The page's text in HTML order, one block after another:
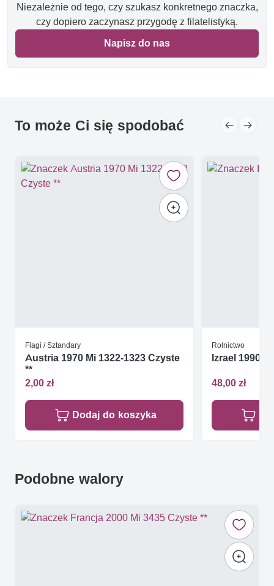
Niezależnie od tego, czy szukasz konkretnego znaczka,
czy dopiero zaczynasz przygodę z filatelistyką.
Napisz do nas
To może Ci się spodobać
Flagi / Sztandary
Austria 1970 Mi 1322-1323 Czyste
**
2,00 zł
Dodaj do koszyka
Rolnictwo
Izrael 1990
48,00 zł
Podobne walory